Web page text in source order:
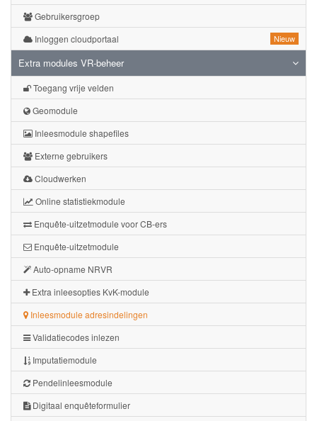
Gebruikersgroep
Nieuw
Inloggen cloudportaal
Extra modules VR-beheer
Toegang vrije velden
Geomodule
Inleesmodule shapefiles
Externe gebruikers
Cloudwerken
Online statistiekmodule
Enquête-uitzetmodule voor CB-ers
Enquête-uitzetmodule
Auto-opname NRVR
Extra inleesopties KvK-module
Inleesmodule adresindelingen
Validatiecodes inlezen
Imputatiemodule
Pendelinleesmodule
Digitaal enquêteformulier